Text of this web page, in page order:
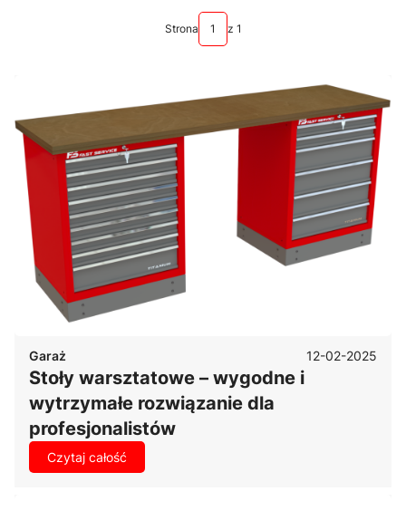
Strona z 1
Garaż 12-02-2025
Stoły warsztatowe – wygodne i
wytrzymałe rozwiązanie dla
profesjonalistów
Czytaj całość